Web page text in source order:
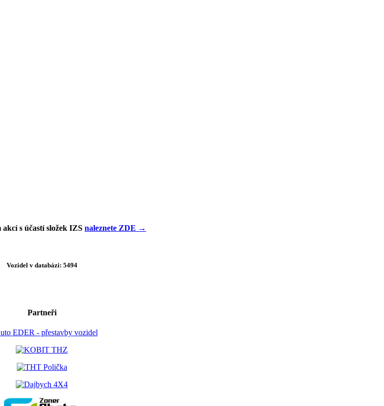
s účastí složek IZS naleznete ZDE →
Vozidel v databázi: 5494
Partneři